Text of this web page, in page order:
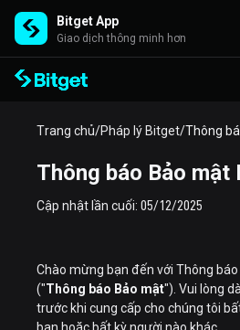
Bitget App
Giao dịch thông minh hơn
Trang chủ/Pháp lý Bitget/Thông
Thông báo Bảo mật
Cập nhật lần cuối: 05/12/2025
Chào mừng bạn đến với Thông
("Thông báo Bảo mật"). Vui lòng
trước khi cung cấp cho chúng tôi